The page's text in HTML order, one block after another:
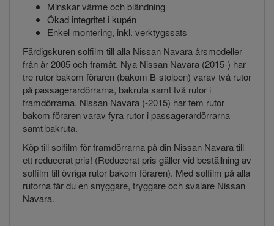
Minskar värme och bländning
Ökad integritet i kupén
Enkel montering, inkl. verktygssats
Färdigskuren solfilm till alla Nissan Navara årsmodeller
från år 2005 och framåt. Nya Nissan Navara (2015-) har
tre rutor bakom föraren (bakom B-stolpen) varav två rutor
på passagerardörrarna, bakruta samt två rutor i
framdörrarna. Nissan Navara (-2015) har fem rutor
bakom föraren varav fyra rutor i passagerardörrarna
samt bakruta.
Köp till solfilm för framdörrarna på din Nissan Navara till
ett reducerat pris! (Reducerat pris gäller vid beställning av
solfilm till övriga rutor bakom föraren). Med solfilm på alla
rutorna får du en snyggare, tryggare och svalare Nissan
Navara.